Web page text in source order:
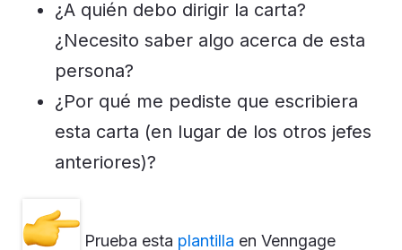
¿A quién debo dirigir la carta?
¿Necesito saber algo acerca de esta
persona?
¿Por qué me pediste que escribiera
esta carta (en lugar de los otros jefes
anteriores)?
Prueba esta plantilla en Venngage